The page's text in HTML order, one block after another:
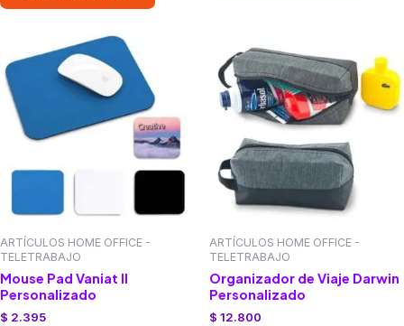
ARTÍCULOS HOME OFFICE -
TELETRABAJO
Mouse Pad Vaniat II
Personalizado
$ 2.395
ARTÍCULOS HOME OFFICE -
TELETRABAJO
Organizador de Viaje Darwin
Personalizado
$ 12.800